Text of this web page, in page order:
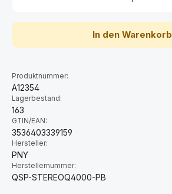
In den Warenkorb
Produktnummer:
A12354
Lagerbestand:
163
GTIN/EAN:
3536403339159
Hersteller:
PNY
Herstellernummer:
QSP-STEREOQ4000-PB